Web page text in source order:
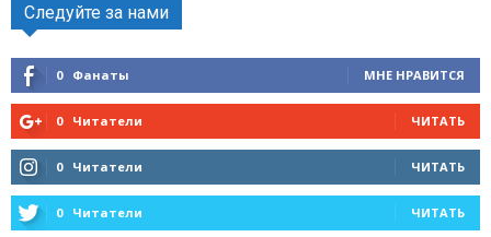
Следуйте за нами
0 Фанаты МНЕ НРАВИТСЯ
0 Читатели ЧИТАТЬ
0 Читатели ЧИТАТЬ
0 Читатели ЧИТАТЬ